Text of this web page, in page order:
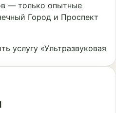
— только опытные
Город и Проспект
услугу «Ультразвуковая